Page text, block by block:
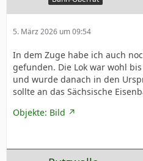
5. März 2026 um 09:54
In dem Zuge habe ich auch
gefunden. Die Lok war wohl
und wurde danach in den
sollte an das Sächsische
Objekte: Bild